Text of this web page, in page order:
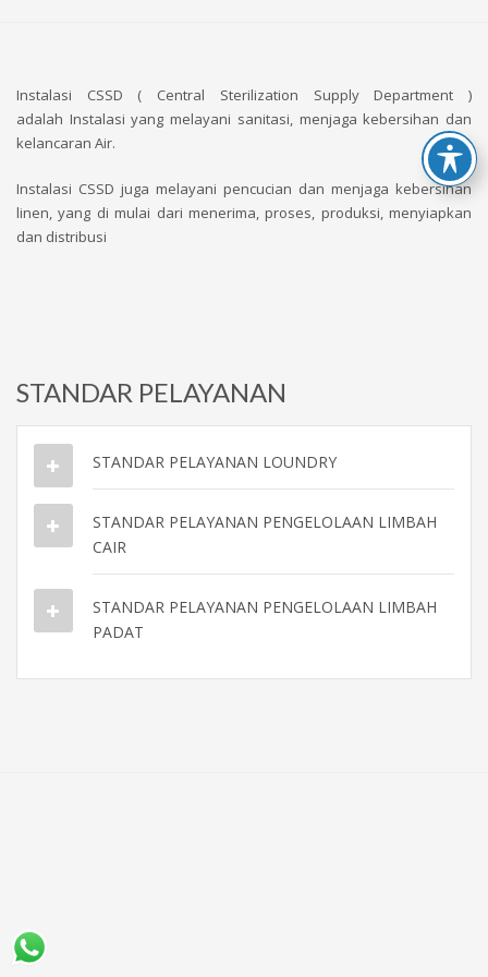
Instalasi CSSD ( Central Sterilization Supply Department )
adalah Instalasi yang melayani sanitasi, menjaga kebersihan dan
kelancaran Air.
Instalasi CSSD juga melayani pencucian dan menjaga kebersihan
linen, yang di mulai dari menerima, proses, produksi, menyiapkan
dan distribusi
STANDAR PELAYANAN
STANDAR PELAYANAN LOUNDRY
STANDAR PELAYANAN PENGELOLAAN LIMBAH
CAIR
STANDAR PELAYANAN PENGELOLAAN LIMBAH
PADAT